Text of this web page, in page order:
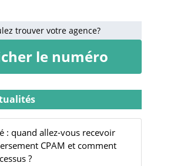
trouver votre agence?
le numéro
: quand allez-vous recevoir
CPAM et comment
?